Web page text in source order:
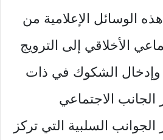
الوسائل الإعلامية من
الأخلاقي إلى الترويج
وإدخال الشكوك في ذات
الجانب الاجتماعي
السلبية التي تركز